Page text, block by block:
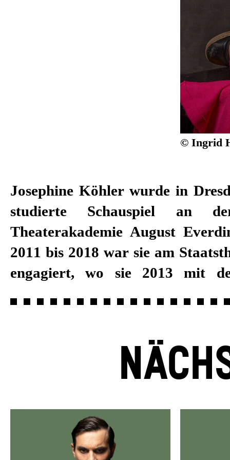
© Ingrid
Josephine Köhler wurde in
studierte Schauspiel an
Theaterakademie August
2011 bis 2018 war sie am
engagiert, wo sie 2013 mit
Kunstförderpreis für
und 2016 mit dem
ausgezeichnet wurde. Zum
von Burkhard C. Kosminski